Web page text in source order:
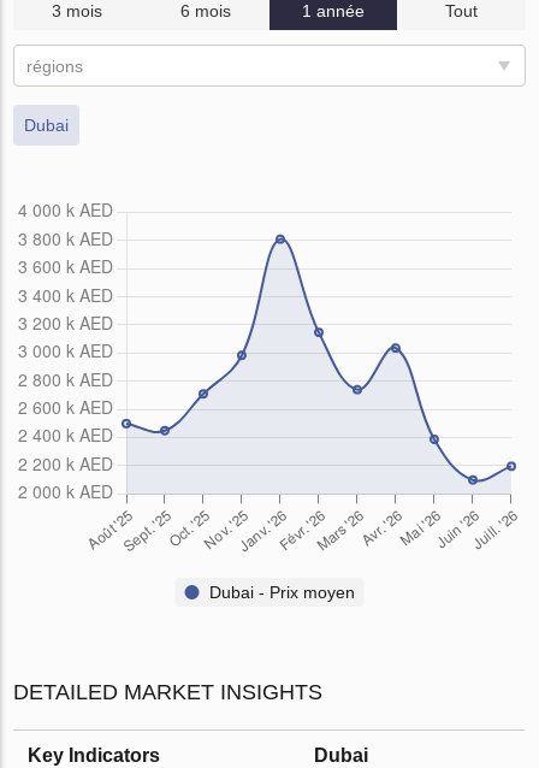
3 mois 6 mois 1 année Tout
régions
Dubai
Dubai - Prix ​​moyen
DETAILED MARKET INSIGHTS
Key Indicators Dubai